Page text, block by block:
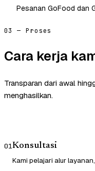
Pesanan GoFood dan
03 — Proses
Cara kerja
Transparan dari awal
menghasilkan.
01Konsultasi
Kami pelajari alur